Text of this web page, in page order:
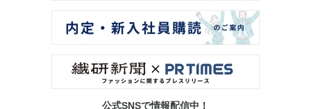
公式SNSで情報配信中！